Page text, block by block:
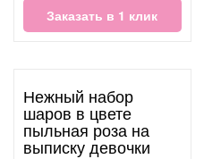
Заказать в 1 клик
Нежный набор
шаров в цвете
пыльная роза на
выписку девочки